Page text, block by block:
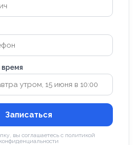
Записаться
вы соглашаетесь с политикой
конфиденциальности